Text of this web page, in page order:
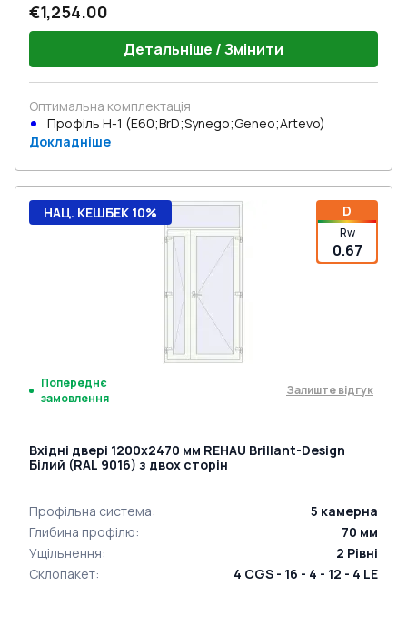
€1,254.00
Детальніше / Змінити
Оптимальна комплектація
Профіль Н-1 (E60;BrD;Synego;Geneo;Artevo)
Докладніше
D
Rw
0.67
НАЦ. КЕШБЕК 10%
Попереднє
замовлення
Залиште відгук
Вхідні двері 1200x2470 мм REHAU Brillant-Design
Білий (RAL 9016) з двох сторін
Профільна система: 5 камерна
Глибина профілю: 70 мм
Ущільнення: 2 Рівні
Склопакет: 4 CGS - 16 - 4 - 12 - 4 LE